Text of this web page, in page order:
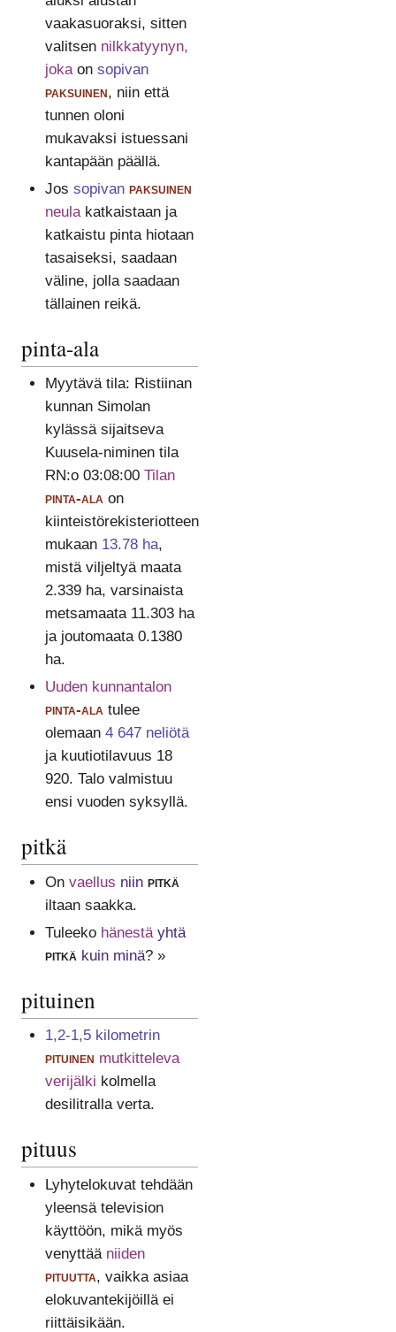
vaakasuoraksi, sitten
valitsen nilkkatyynyn,
jokaon sopivan
paksuinen, niin että
tunnen oloni
mukavaksi istuessani
kantapään päällä.
Jos sopivan paksuinen
neulakatkaistaan ja
katkaistu pinta hiotaan
tasaiseksi, saadaan
väline, jolla saadaan
tällainen reikä.
pinta-ala
Myytävä tila: Ristiinan
kunnan Simolan
kylässä sijaitseva
Kuusela-niminen tila
RN:o 03:08:00 Tilan
pinta-alaon
kiinteistörekisteriotteen
mukaan 13.78 ha,
mistä viljeltyä maata
2.339 ha, varsinaista
metsamaata 11.303 ha
ja joutomaata 0.1380
ha.
Uuden kunnantalon
pinta-alatulee
olemaan 4 647 neliötä
ja kuutiotilavuus 18
920. Talo valmistuu
ensi vuoden syksyllä.
pitkä
On vaellus niin pitkä
iltaan saakka.
Tuleeko hänestä yhtä
pitkä kuin minä? »
pituinen
1,2-1,5 kilometrin
pituinen mutkitteleva
verijälki kolmella
desilitralla verta.
pituus
Lyhytelokuvat tehdään
yleensä television
käyttöön, mikä myös
venyttää niiden
pituutta, vaikka asiaa
elokuvantekijöillä ei
riittäisikään.